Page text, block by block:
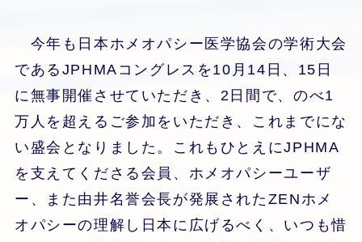
今年も日本ホメオパシー医学協会の学術大会
であるJPHMAコングレスを10月14日、15日
に無事開催させていただき、2日間で、のべ1
万人を超えるご参加をいただき、これまでにな
い盛会となりました。これもひとえにJPHMA
を支えてくださる会員、ホメオパシーユーザ
ー、また由井名誉会長が発展されたZENホメ
オパシーの理解し日本に広げるべく、いつも惜